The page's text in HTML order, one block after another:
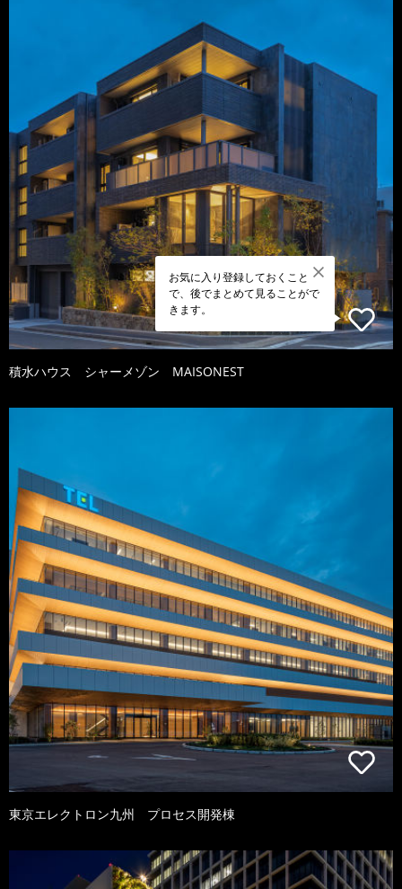
お気に入り登録しておくこと
で、後でまとめて見ることがで
きます。
積水ハウス シャーメゾン MAISONEST
東京エレクトロン九州 プロセス開発棟